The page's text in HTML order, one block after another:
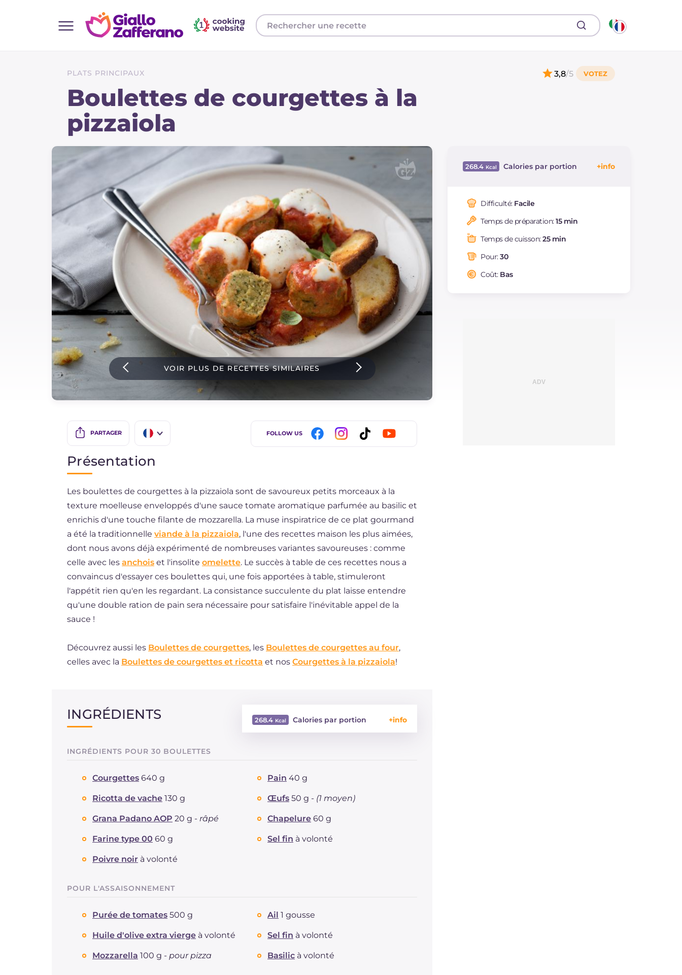
Toutes les recettes
Plats principaux
Accompagnement
Gateaux et patisserie
Dernieres recettes
IT Website
Instagram
YouTube
PLATS PRINCIPAUX
Boulettes de courgettes à la
pizzaiola
3,8/5
VOIR PLUS DE RECETTES SIMILAIRES
PARTAGER
ES
BR
NL
FOLLOW US
268.4 Calories par portion
Dont sucres
Protéine g
Graisses
saturés
Fibre
Cholestérol
Difficulté: Facile
Temps de préparation:15 min
Temps de cuisson:25 min
Pour:30
Coût: Bas
Présentation
Les boulettes de courgettes à la pizzaiola sont de savoureux petits morceaux à la
texture moelleuse enveloppés d'une sauce tomate aromatique parfumée au basilic et
enrichis d'une touche filante de mozzarella. La muse inspiratrice de ce plat gourmand
a été la traditionnelle viande à la pizzaiola, l'une des recettes maison les plus aimées,
dont nous avons déjà expérimenté de nombreuses variantes savoureuses : comme
celle avec les anchois et l'insolite omelette. Le succès à table de ces recettes nous a
convaincus d'essayer ces boulettes qui, une fois apportées à table, stimuleront
l'appétit rien qu'en les regardant. La consistance succulente du plat laisse entendre
qu'une double ration de pain sera nécessaire pour satisfaire l'inévitable appel de la
sauce !
Découvrez aussi les Boulettes de courgettes, les Boulettes de courgettes au four,
celles avec la Boulettes de courgettes et ricotta et nos Courgettes à la pizzaiola!
INGRÉDIENTS 268.4 Calories par portion
Protéine
Graisses
dont acides gras saturés
Fibre
Sodium
INGRÉDIENTS POUR 30 BOULETTES
Courgettes 640 g Pain 40 g
Ricotta de vache 130 g Œufs 50 g - (1 moyen)
Grana Padano AOP 20 g - râpé Chapelure 60 g
Farine type 00 60 g Sel fin à volonté
Poivre noir à volonté
POUR L'ASSAISONNEMENT
Purée de tomates 500 g Ail 1 gousse
Huile d'olive extra vierge à volonté Sel fin à volonté
Mozzarella 100 g - pour pizza Basilic à volonté